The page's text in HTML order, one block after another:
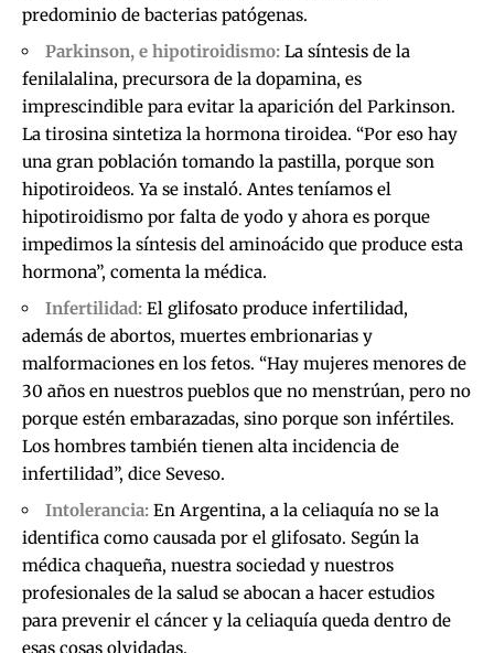
predominio de bacterias patógenas.
Parkinson, e hipotiroidismo: La síntesis de la
fenilalalina, precursora de la dopamina, es
imprescindible para evitar la aparición del Parkinson.
La tirosina sintetiza la hormona tiroidea. “Por eso hay
una gran población tomando la pastilla, porque son
hipotiroideos. Ya se instaló. Antes teníamos el
hipotiroidismo por falta de yodo y ahora es porque
impedimos la síntesis del aminoácido que produce esta
hormona”, comenta la médica.
Infertilidad: El glifosato produce infertilidad,
además de abortos, muertes embrionarias y
malformaciones en los fetos. “Hay mujeres menores de
30 años en nuestros pueblos que no menstrúan, pero no
porque estén embarazadas, sino porque son infértiles.
Los hombres también tienen alta incidencia de
infertilidad”, dice Seveso.
Intolerancia: En Argentina, a la celiaquía no se la
identifica como causada por el glifosato. Según la
médica chaqueña, nuestra sociedad y nuestros
profesionales de la salud se abocan a hacer estudios
para prevenir el cáncer y la celiaquía queda dentro de
esas cosas olvidadas.